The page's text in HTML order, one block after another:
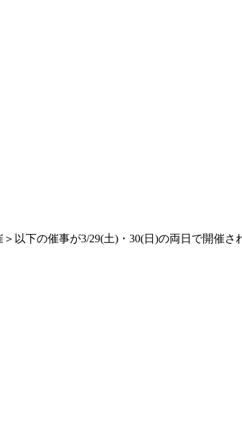
以下の催事が3/29(土)・30(日)の両日で開催